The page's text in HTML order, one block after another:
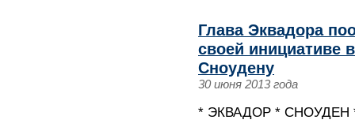
Глава Эквадора
своей инициативе
Сноудену
30 июня 2013 года
* ЭКВАДОР * СНОУДЕН